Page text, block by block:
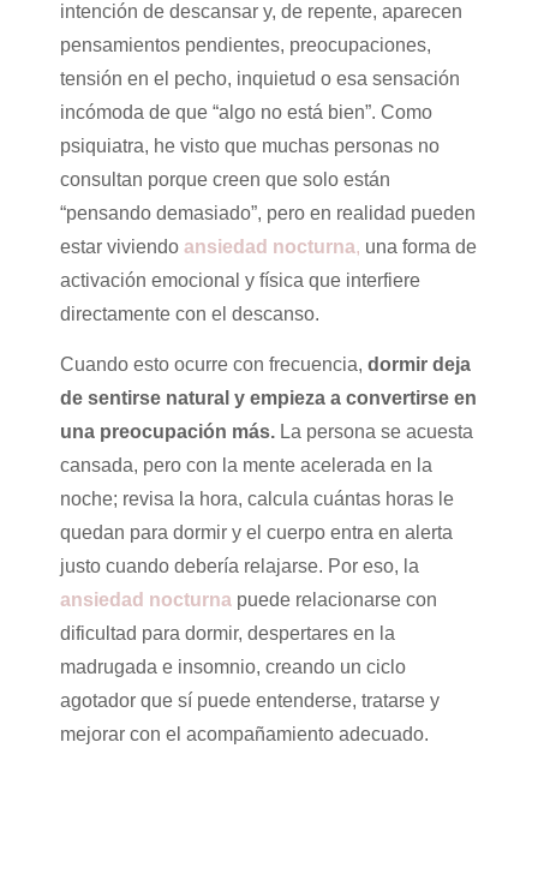
intención de descansar y, de repente, aparecen
pensamientos pendientes, preocupaciones,
tensión en el pecho, inquietud o esa sensación
incómoda de que “algo no está bien”. Como
psiquiatra, he visto que muchas personas no
consultan porque creen que solo están
“pensando demasiado”, pero en realidad pueden
estar viviendo ansiedad nocturna, una forma de
activación emocional y física que interfiere
directamente con el descanso.
Cuando esto ocurre con frecuencia, dormir deja
de sentirse natural y empieza a convertirse en
una preocupación más. La persona se acuesta
cansada, pero con la mente acelerada en la
noche; revisa la hora, calcula cuántas horas le
quedan para dormir y el cuerpo entra en alerta
justo cuando debería relajarse. Por eso, la
ansiedad nocturna puede relacionarse con
dificultad para dormir, despertares en la
madrugada e insomnio, creando un ciclo
agotador que sí puede entenderse, tratarse y
mejorar con el acompañamiento adecuado.